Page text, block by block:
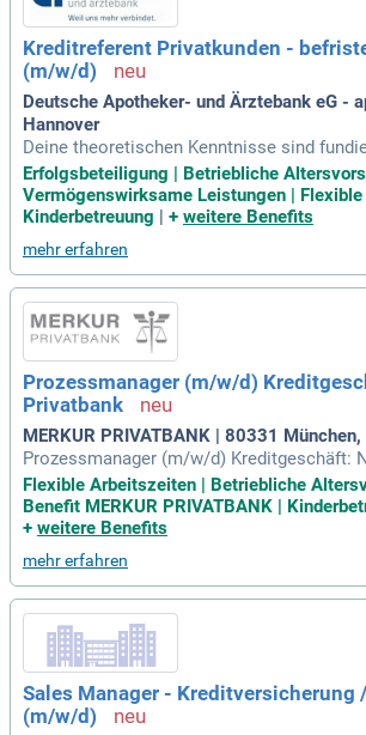
Kreditreferent Privatkunden -
(m/w/d)
Deutsche Apotheker- und Ärztebank eG -
Hannover
Deine theoretischen Kenntnisse sind
s hast du erste Jahre Erfahrung im
der Ausübung einer Kreditkompetenz in
Erfolgsbeteiligung | Betriebliche
Vermögenswirksame Leistungen |
Kinderbetreuung | + weitere Benefits
mehr erfahren
Prozessmanager (m/w/d)
Privatbank
MERKUR PRIVATBANK | 80331
Prozessmanager (m/w/d) Kreditgeschäft:
hance auf eine verantwortungsvolle und
e Tätigkeit in einem erfolgreichen,
rnehmen.
Flexible Arbeitszeiten | Betriebliche
Benefit MERKUR PRIVATBANK |
+ weitere Benefits
mehr erfahren
Sales Manager - Kreditversicherung
(m/w/d)